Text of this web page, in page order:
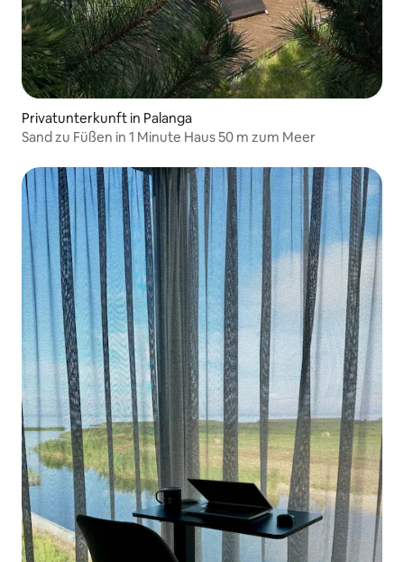
Privatunterkunft in Palanga
Sand zu Füßen in 1 Minute Haus 50 m zum Meer